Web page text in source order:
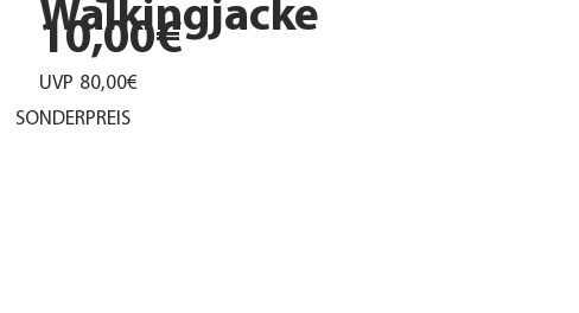
Walkingjacke
10,00€
UVP 80,00€
SONDERPREIS